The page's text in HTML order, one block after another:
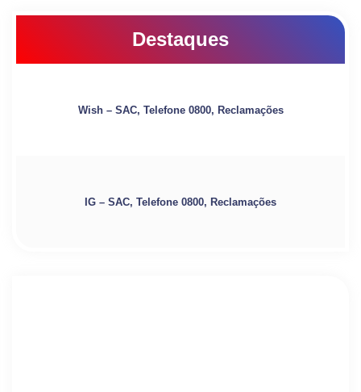
Destaques
Wish – SAC, Telefone 0800, Reclamações
IG – SAC, Telefone 0800, Reclamações